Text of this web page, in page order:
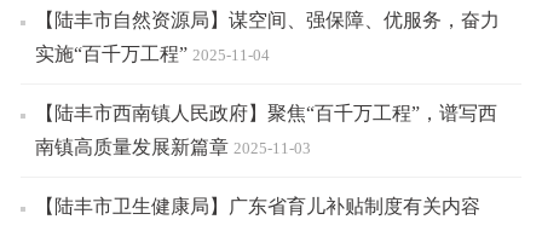
【陆丰市自然资源局】谋空间、强保障、优服务，奋力
实施“百千万工程” 2025-11-04
【陆丰市西南镇人民政府】聚焦“百千万工程”，谱写西
南镇高质量发展新篇章 2025-11-03
【陆丰市卫生健康局】广东省育儿补贴制度有关内容